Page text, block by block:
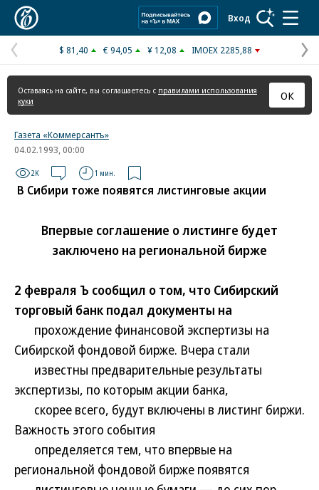
Вход
Предыдущая
страница
$ 81,40 € 94,05 ¥ 12,08 IMOEX 2285,88
Оставаясь на сайте, вы соглашаетесь с правилами использования
куки
ОК
Газета «Коммерсантъ»
04.02.1993, 00:00
2K 1 мин.
В Сибири тоже появятся листинговые акции
Впервые соглашение о листинге будет
заключено на региональной бирже
2 февраля Ъ сообщил о том, что Сибирский
торговый банк подал документы на
прохождение финансовой экспертизы на
Сибирской фондовой бирже. Вчера стали
известны предварительные результаты
экспертизы, по которым акции банка,
скорее всего, будут включены в листинг биржи.
Важность этого события
определяется тем, что впервые на
региональной фондовой бирже появятся